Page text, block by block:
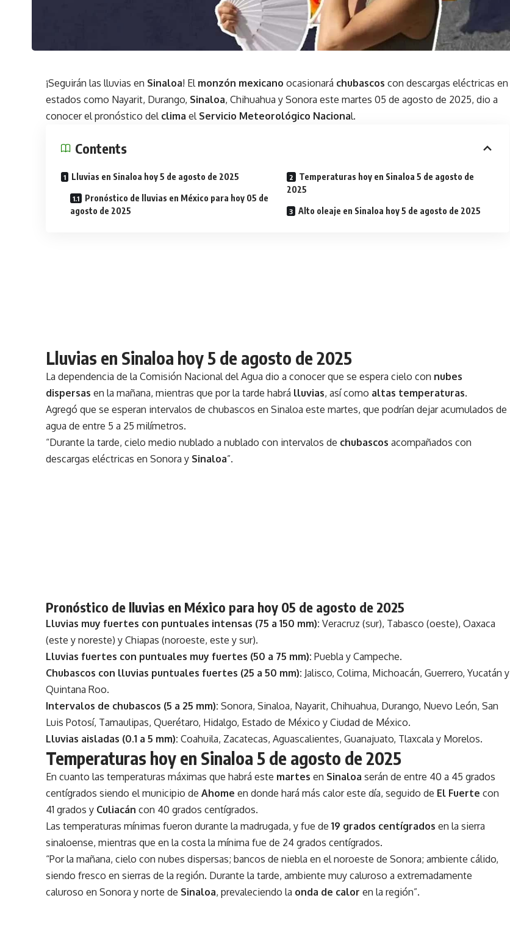
¡Seguirán las lluvias en Sinaloa! El monzón mexicano ocasionará chubascos con descargas eléctricas en
estados como Nayarit, Durango, Sinaloa, Chihuahua y Sonora este martes 05 de agosto de 2025, dio a
conocer el pronóstico del clima el Servicio Meteorológico Nacional.
Contents
Lluvias en Sinaloa hoy 5 de agosto de 2025
Pronóstico de lluvias en México para hoy 05 de
agosto de 2025
Temperaturas hoy en Sinaloa 5 de agosto de
2025
Alto oleaje en Sinaloa hoy 5 de agosto de 2025
Lluvias en Sinaloa hoy 5 de agosto de 2025
La dependencia de la Comisión Nacional del Agua dio a conocer que se espera cielo con nubes
dispersas en la mañana, mientras que por la tarde habrá lluvias, así como altas temperaturas.
Agregó que se esperan intervalos de chubascos en Sinaloa este martes, que podrían dejar acumulados de
agua de entre 5 a 25 milímetros.
“Durante la tarde, cielo medio nublado a nublado con intervalos de chubascos acompañados con
descargas eléctricas en Sonora y Sinaloa”.
Pronóstico de lluvias en México para hoy 05 de agosto de 2025
Lluvias muy fuertes con puntuales intensas (75 a 150 mm): Veracruz (sur), Tabasco (oeste), Oaxaca
(este y noreste) y Chiapas (noroeste, este y sur).
Lluvias fuertes con puntuales muy fuertes (50 a 75 mm): Puebla y Campeche.
Chubascos con lluvias puntuales fuertes (25 a 50 mm): Jalisco, Colima, Michoacán, Guerrero, Yucatán y
Quintana Roo.
Intervalos de chubascos (5 a 25 mm): Sonora, Sinaloa, Nayarit, Chihuahua, Durango, Nuevo León, San
Luis Potosí, Tamaulipas, Querétaro, Hidalgo, Estado de México y Ciudad de México.
Lluvias aisladas (0.1 a 5 mm): Coahuila, Zacatecas, Aguascalientes, Guanajuato, Tlaxcala y Morelos.
Temperaturas hoy en Sinaloa 5 de agosto de 2025
En cuanto las temperaturas máximas que habrá este martes en Sinaloa serán de entre 40 a 45 grados
centígrados siendo el municipio deAhome en donde hará más calor este día, seguido de El Fuerte con
41 grados y Culiacán con 40 grados centígrados.
Las temperaturas mínimas fueron durante la madrugada, y fue de19 grados centígrados en la sierra
sinaloense, mientras que en la costa la mínima fue de 24 grados centígrados.
“Por la mañana, cielo con nubes dispersas; bancos de niebla en el noroeste de Sonora; ambiente cálido,
siendo fresco en sierras de la región. Durante la tarde, ambiente muy caluroso a extremadamente
caluroso en Sonora y norte de Sinaloa, prevaleciendo la onda de calor en la región”.